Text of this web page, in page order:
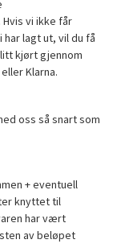
vi ikke får
lagt ut, vil du få
kjørt gjennom
Klarna.
oss så snart som
+ eventuell
knyttet til
har vært
av beløpet